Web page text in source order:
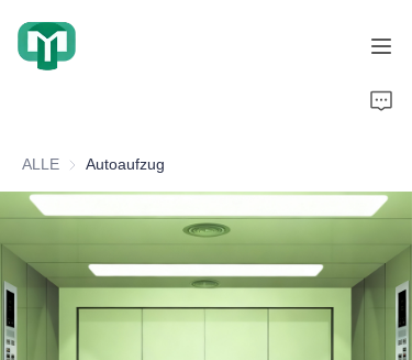
ALLE Autoaufzug
Kooperationsfälle
Ehrenqualifikationen